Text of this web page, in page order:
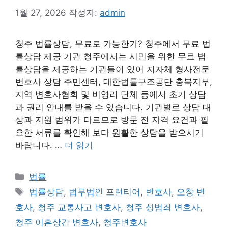
1월 27, 2026 작성자: admin
청주 법률상담, 무료로 가능한가? 청주에서 무료 법
률상담 제공 기관 청주에서는 시민을 위한 무료 법
률상담을 제공하는 기관들이 있어 지자체 형사전문
변호사 상담 주민센터, 대한법률구조공단 충북지부,
지역 변호사협회 및 비영리 단체 등에서 초기 상담
과 권리 안내를 받을 수 있습니다. 기관별로 상담 대
상과 지원 범위가 다르므로 방문 전 자격 요건과 필
요한 서류를 확인해 보다 원활한 상담을 받으시기
바랍니다. … 더 읽기
카
테
고
리
법률
태
그
법률상담, 법무법인 프런티어 , 변호사, 오창 변
호사, 청주 교통사고 변호사, 청주 성범죄 변호사,
청주 이혼상간 변호사, 청주변호사